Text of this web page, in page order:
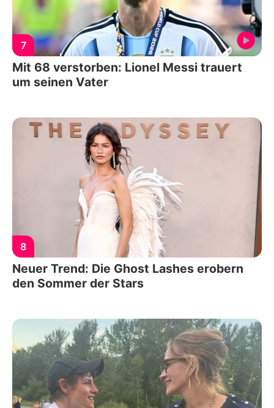
7
Mit 68 verstorben: Lionel Messi trauert
um seinen Vater
8
Neuer Trend: Die Ghost Lashes erobern
den Sommer der Stars